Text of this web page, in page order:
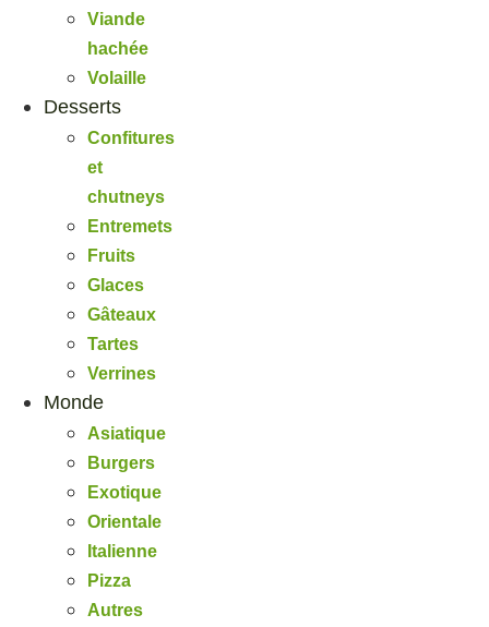
Viande
hachée
Volaille
Desserts
Confitures
et
chutneys
Entremets
Fruits
Glaces
Gâteaux
Tartes
Verrines
Monde
Asiatique
Burgers
Exotique
Orientale
Italienne
Pizza
Autres